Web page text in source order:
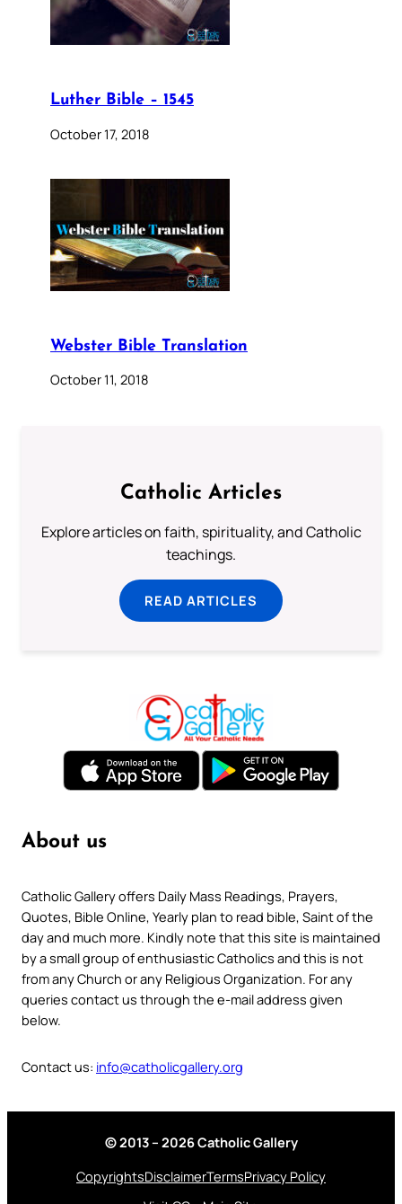
Luther Bible – 1545
October 17, 2018
Webster Bible Translation
October 11, 2018
Catholic Articles
Explore articles on faith, spirituality, and Catholic
teachings.
READ ARTICLES
About us
Catholic Gallery offers Daily Mass Readings, Prayers,
Quotes, Bible Online, Yearly plan to read bible, Saint of the
day and much more. Kindly note that this site is maintained
by a small group of enthusiastic Catholics and this is not
from any Church or any Religious Organization. For any
queries contact us through the e-mail address given
below.
Contact us: info@catholicgallery.org
© 2013 – 2026 Catholic Gallery
CopyrightsDisclaimerTermsPrivacy Policy